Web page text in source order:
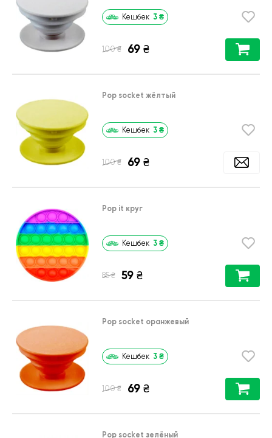
Кешбек 3 ₴
100 ₴ 69 ₴
Pop socket жёлтый
Кешбек 3 ₴
100 ₴ 69 ₴
Pop it круг
Кешбек 3 ₴
85 ₴ 59 ₴
Pop socket оранжевый
Кешбек 3 ₴
100 ₴ 69 ₴
Pop socket зелёный